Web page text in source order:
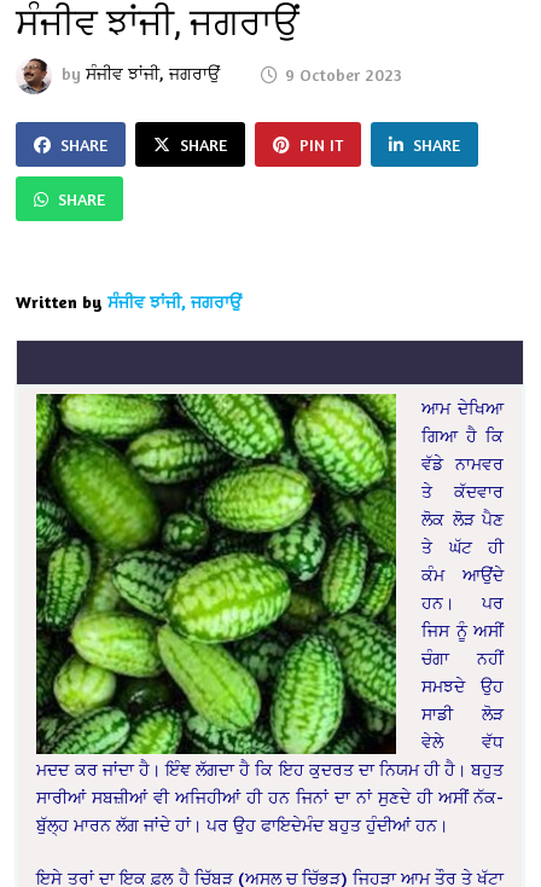
ਸੰਜੀਵ ਝਾਂਜੀ, ਜਗਰਾਉਂ
byਸੰਜੀਵ ਝਾਂਜੀ, ਜਗਰਾਉਂ 9 October 2023
SHARE SHARE PIN IT SHARE
SHARE
Written by ਸੰਜੀਵ ਝਾਂਜੀ, ਜਗਰਾਉਂ
ਆਮ ਦੇਖਿਆ
ਗਿਆ ਹੈ ਕਿ
ਵੱਡੇ ਨਾਮਵਰ
ਤੇ ਕੱਦਵਾਰ
ਲੋਕ ਲੋੜ ਪੈਣ
ਤੇ ਘੱਟ ਹੀ
ਕੰਮ ਆਉਂਦੇ
ਹਨ। ਪਰ
ਜਿਸ ਨੂੰ ਅਸੀਂ
ਚੰਗਾ ਨਹੀਂ
ਸਮਝਦੇ ਉਹ
ਸਾਡੀ ਲੋੜ
ਵੇਲੇ ਵੱਧ
ਮਦਦ ਕਰ ਜਾਂਦਾ ਹੈ। ਇੰਞ ਲੱਗਦਾ ਹੈ ਕਿ ਇਹ ਕੁਦਰਤ ਦਾ ਨਿਯਮ ਹੀ ਹੈ। ਬਹੁਤ
ਸਾਰੀਆਂ ਸਬਜ਼ੀਆਂ ਵੀ ਅਜਿਹੀਆਂ ਹੀ ਹਨ ਜਿਨਾਂ ਦਾ ਨਾਂ ਸੁਣਦੇ ਹੀ ਅਸੀਂ ਨੱਕ-
ਬੁੱਲ੍ਹ ਮਾਰਨ ਲੱਗ ਜਾਂਦੇ ਹਾਂ। ਪਰ ਉਹ ਫਾਇਦੇਮੰਦ ਬਹੁਤ ਹੁੰਦੀਆਂ ਹਨ।
ਇਸੇ ਤਰਾਂ ਦਾ ਇਕ ਫ਼ਲ ਹੈ ਚਿੱਬੜ (ਅਸਲ ਚ ਚਿੱਭੜ) ਜਿਹੜਾ ਆਮ ਤੌਰ ਤੇ ਖੱਟਾ